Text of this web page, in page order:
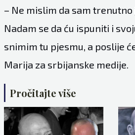
– Ne mislim da sam
Nadam se da ću ispuniti i
snimim tu pjesmu, a poslije
Marija za srbijanske medije.
Pročitajte više